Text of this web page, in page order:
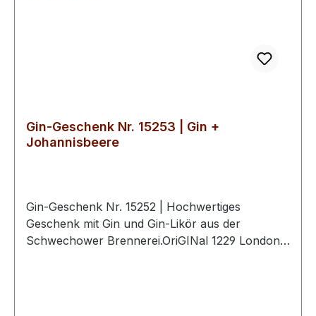
Gin-Geschenk Nr. 15253 | Gin +
Johannisbeere
Gin-Geschenk Nr. 15252 | Hochwertiges
Geschenk mit Gin und Gin-Likör aus der
Schwechower Brennerei.OriGINal 1229 London